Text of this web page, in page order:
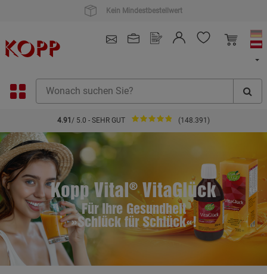
Kauf auf Rechnung
4.91 / 5.0 - SEHR GUT (148.391)
Kopp Vital ®VitaGlück
Für Ihre Gesundheit
»Schlück für Schlück«!